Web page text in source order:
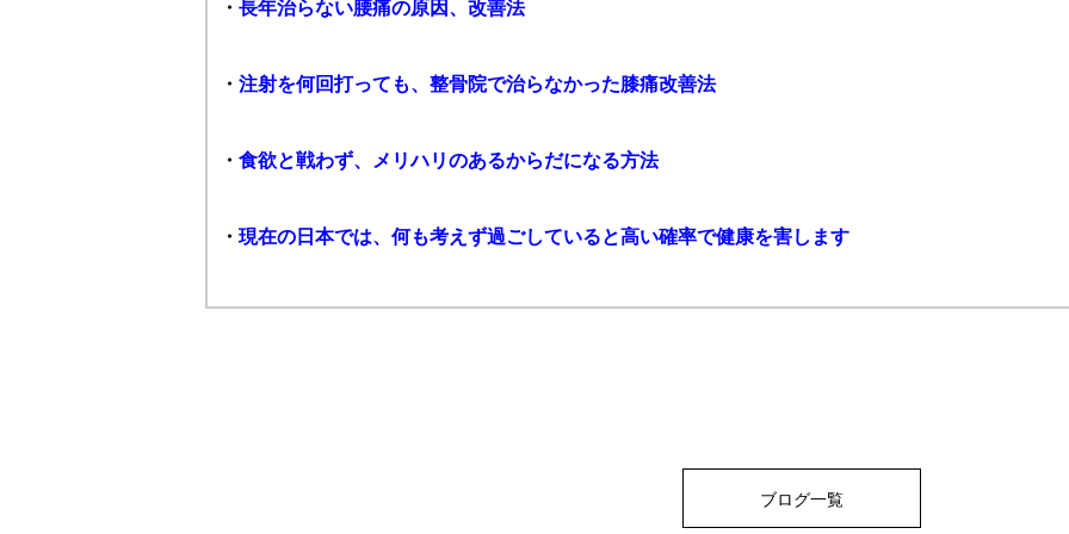
・ 長年治らない腰痛の原因、改善法
・ 注射を何回打っても、整骨院で治らなかった膝痛改善法
・ 食欲と戦わず、メリハリのあるからだになる方法
・ 現在の日本では、何も考えず過ごしていると高い確率で健康を害します
ブログ一覧